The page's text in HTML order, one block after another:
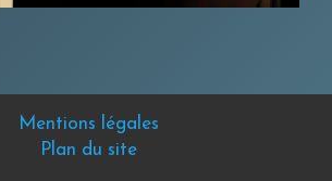
Mentions légales
Plan du site